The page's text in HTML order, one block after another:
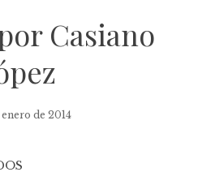
Casiano
enero de 2014